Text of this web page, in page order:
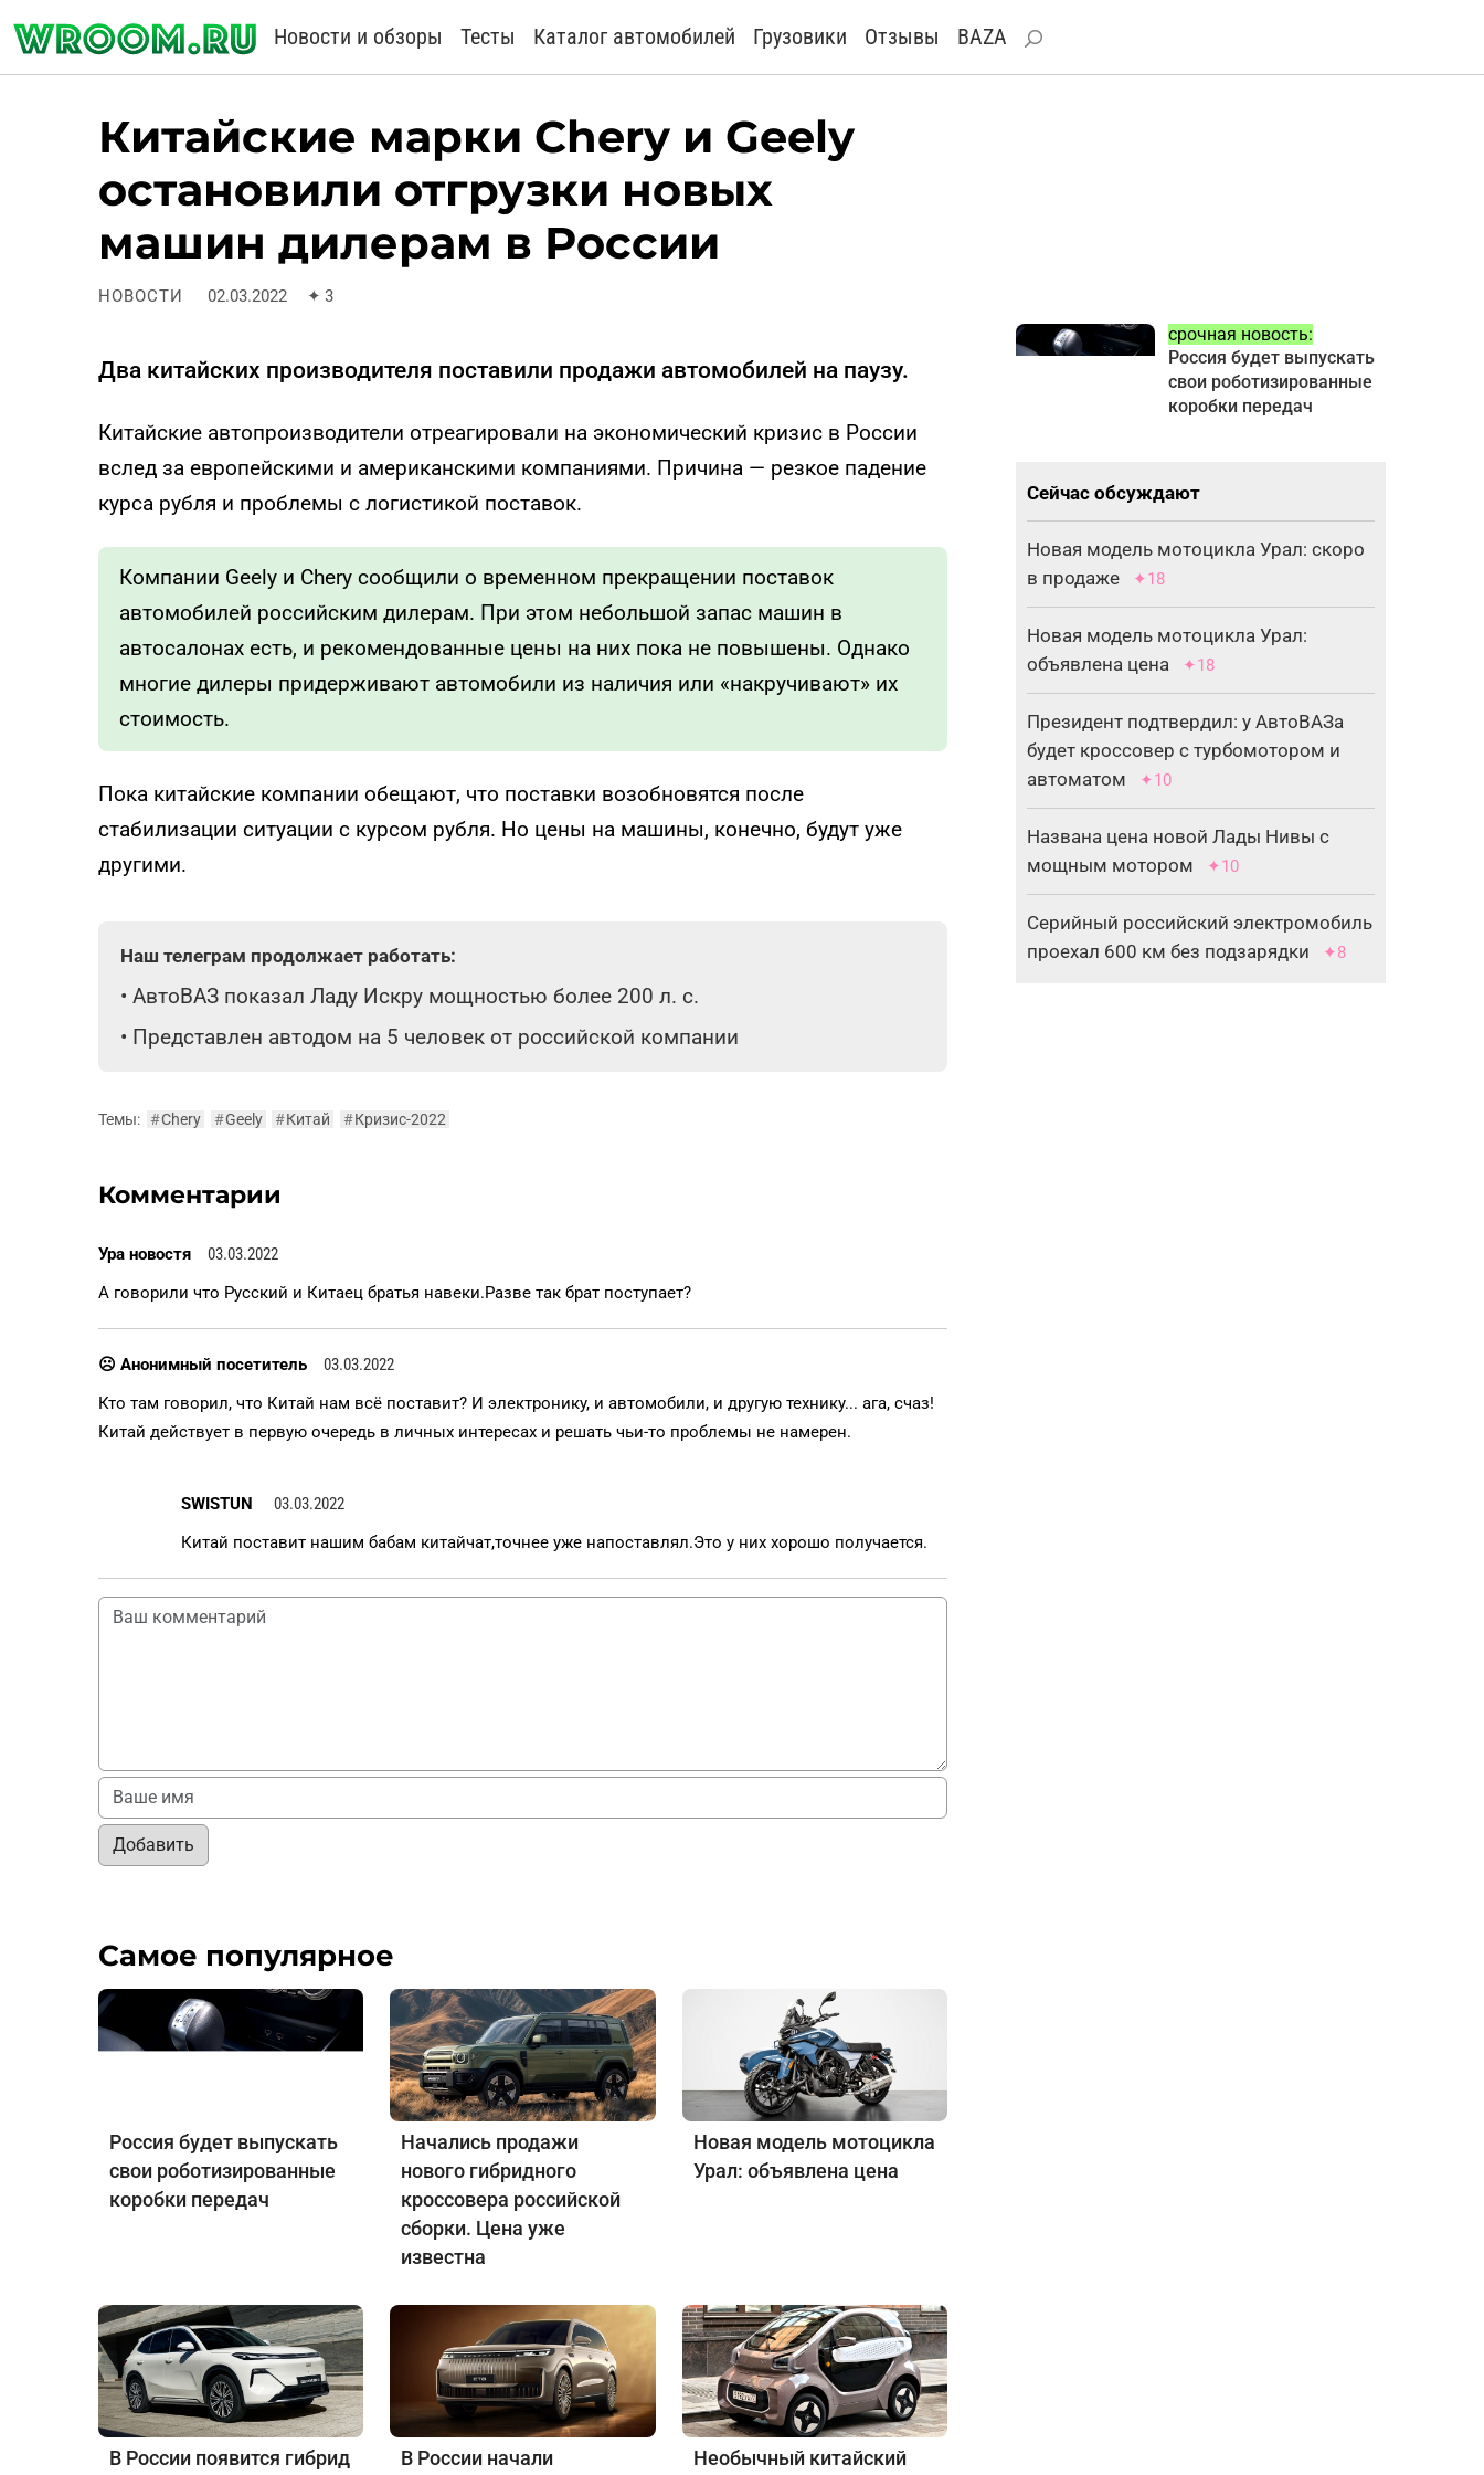
Новости и обзоры Тесты Каталог автомобилей Грузовики Отзывы BAZA
Китайские марки Chery и Geely
остановили отгрузки новых
машин дилерам в России
НОВОСТИ 02.03.2022 ✦ 3
Два китайских производителя поставили продажи автомобилей на паузу.
Китайские автопроизводители отреагировали на экономический кризис в России
вслед за европейскими и американскими компаниями. Причина — резкое падение
курса рубля и проблемы с логистикой поставок.
Компании Geely и Chery сообщили о временном прекращении поставок
автомобилей российским дилерам. При этом небольшой запас машин в
автосалонах есть, и рекомендованные цены на них пока не повышены. Однако
многие дилеры придерживают автомобили из наличия или «накручивают» их
стоимость.
Пока китайские компании обещают, что поставки возобновятся после
стабилизации ситуации с курсом рубля. Но цены на машины, конечно, будут уже
другими.
Наш телеграм продолжает работать:
• АвтоВАЗ показал Ладу Искру мощностью более 200 л. с.
• Представлен автодом на 5 человек от российской компании
Темы: #Chery #Geely #Китай #Кризис-2022
Комментарии
Ура новостя
03.03.2022
А говорили что Русский и Китаец братья навеки.Разве так брат поступает?
☹ Анонимный посетитель
03.03.2022
Кто там говорил, что Китай нам всё поставит? И электронику, и автомобили, и другую технику... ага, счаз!
Китай действует в первую очередь в личных интересах и решать чьи-то проблемы не намерен.
SWISTUN
03.03.2022
Китай поставит нашим бабам китайчат,точнее уже напоставлял.Это у них хорошо получается.
Добавить
Самое популярное
Россия будет выпускать
свои роботизированные
коробки передач
Начались продажи
нового гибридного
кроссовера российской
сборки. Цена уже
известна
Новая модель мотоцикла
Урал: объявлена цена
В России появится гибрид В России начали Необычный китайский
срочная новость:
Россия будет выпускать
свои роботизированные
коробки передач
Сейчас обсуждают
Новая модель мотоцикла Урал: скоро
в продаже
✦18
Новая модель мотоцикла Урал:
объявлена цена
✦18
Президент подтвердил: у АвтоВАЗа
будет кроссовер с турбомотором и
автоматом
✦10
Названа цена новой Лады Нивы с
мощным мотором
✦10
Серийный российский электромобиль
проехал 600 км без подзарядки
✦8